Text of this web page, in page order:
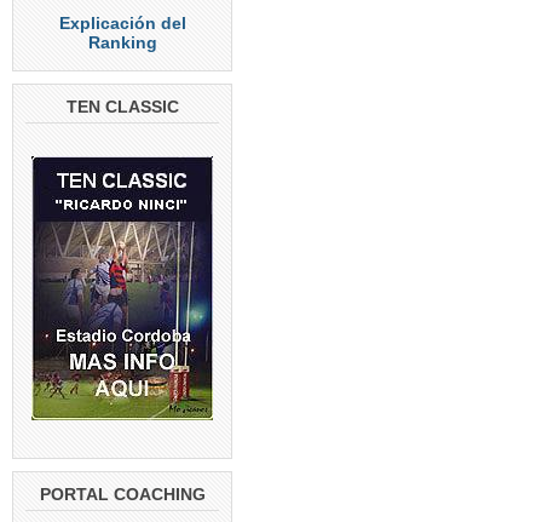
Explicación del
Ranking
TEN CLASSIC
PORTAL COACHING